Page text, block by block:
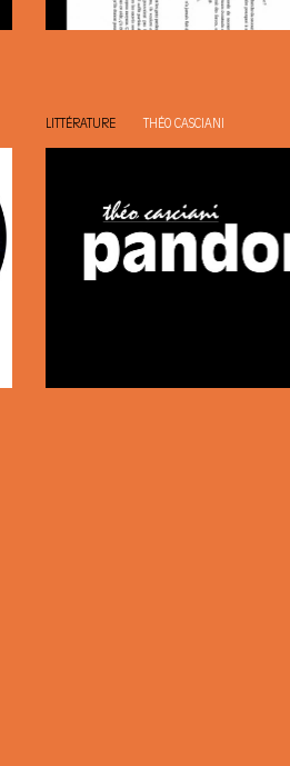
LITTÉRATURE THÉO CASCIANI